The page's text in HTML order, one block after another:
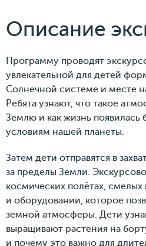
Описание
Программу проводят
увлекательной для детей
Солнечной системе и месте
Ребята узнают, что такое
Землю и как жизнь появилась
условиям нашей планеты.
Затем дети отправятся в
за пределы Земли.
космических полётах, смелых
и оборудовании, которое
земной атмосферы. Дети
выращивают растения на
и почему это важно для